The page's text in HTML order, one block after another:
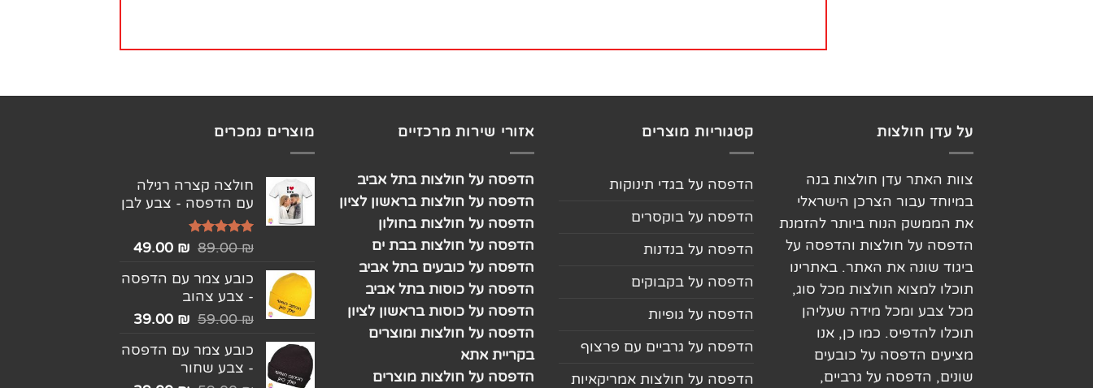
על עדן חולצות
צוות האתר עדן חולצות בנה
במיוחד עבור הצרכן הישראלי
את הממשק הנוח ביותר להזמנת
הדפסה על חולצות והדפסה על
ביגוד שונה את האתר. באתרינו
תוכלו למצוא חולצות מכל סוג,
מכל צבע ומכל מידה שעליהן
תוכלו להדפיס. כמו כן, אנו
מציעים הדפסה על כובעים
שונים, הדפסה על גרביים,
קטגוריות מוצרים
הדפסה על בגדי תינוקות
הדפסה על בוקסרים
הדפסה על בנדנות
הדפסה על בקבוקים
הדפסה על גופיות
הדפסה על גרביים עם פרצוף
הדפסה על חולצות אמריקאיות
אזורי שירות מרכזיים
הדפסה על חולצות בתל אביב
הדפסה על חולצות בראשון לציון
הדפסה על חולצות בחולון
הדפסה על חולצות בבת ים
הדפסה על כובעים בתל אביב
הדפסה על כוסות בתל אביב
הדפסה על כוסות בראשון לציון
הדפסה על חולצות ומוצרים
בקריית אתא
הדפסה על חולצות מוצרים
מוצרים נמכרים
חולצה קצרה רגילה
עם הדפסה - צבע לבן
דורג5.00
89.00₪
49.00 ₪
כובע צמר עם הדפסה
- צבע צהוב
59.00₪
39.00 ₪
כובע צמר עם הדפסה
- צבע שחור